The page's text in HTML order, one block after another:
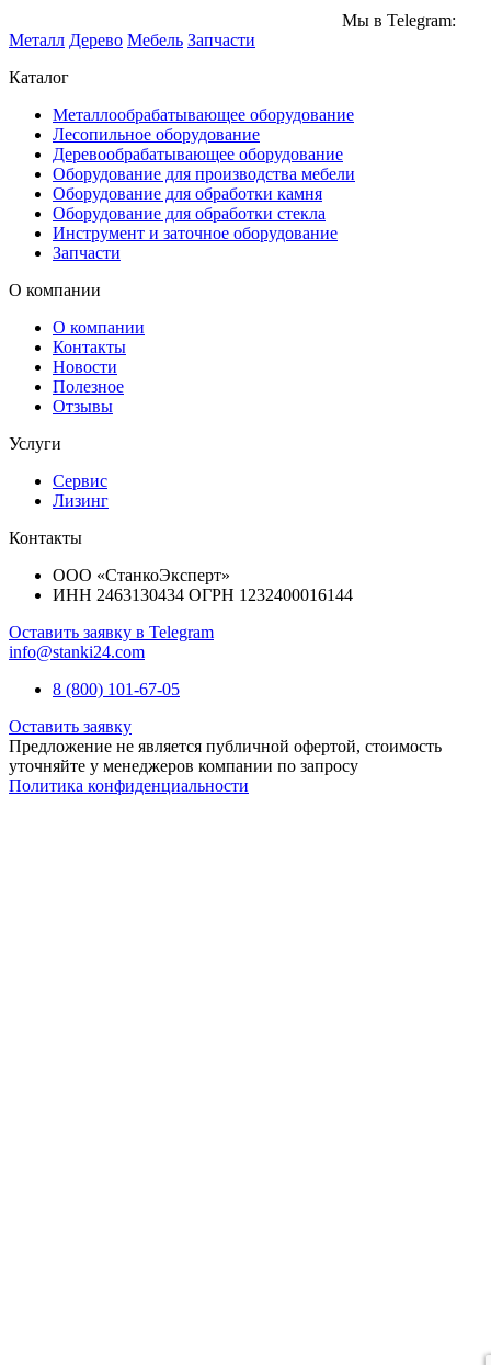
Мы в Telegram:
Металл Дерево Мебель Запчасти
Каталог
Металлообрабатывающее оборудование
Лесопильное оборудование
Деревообрабатывающее оборудование
Оборудование для производства мебели
Оборудование для обработки камня
Оборудование для обработки стекла
Инструмент и заточное оборудование
Запчасти
О компании
О компании
Контакты
Новости
Полезное
Отзывы
Услуги
Сервис
Лизинг
Контакты
ООО «СтанкоЭксперт»
ИНН 2463130434 ОГРН 1232400016144
Оставить заявку в Telegram
info@stanki24.com
8 (800) 101-67-05
Оставить заявку
Предложение не является публичной офертой, стоимость
уточняйте у менеджеров компании по запросу
Политика конфиденциальности